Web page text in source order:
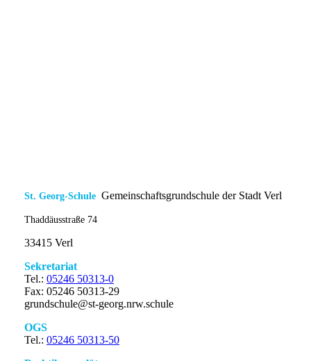
St. Georg-Schule Gemeinschaftsgrundschule der Stadt Verl
Thaddäusstraße 74
33415 Verl
Sekretariat
Tel.: 05246 50313-0
Fax: 05246 50313-29
grundschule@st-georg.nrw.schule
OGS
Tel.: 05246 50313-50